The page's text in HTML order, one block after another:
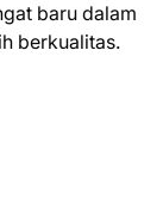
baru dalam
berkualitas.